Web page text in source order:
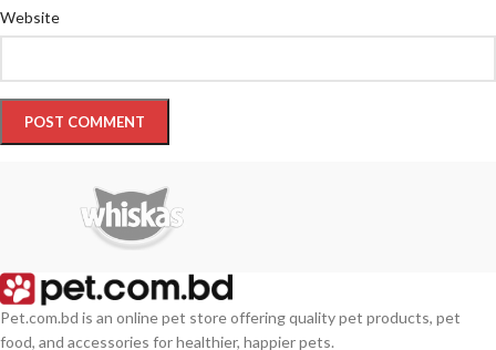
Website
Pet.com.bd is an online pet store offering quality pet products, pet
food, and accessories for healthier, happier pets.